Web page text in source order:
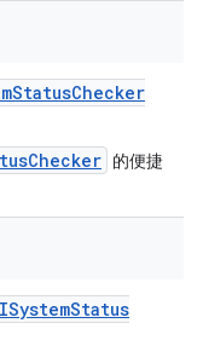
StatusChecker
的便捷
ISystemStatus